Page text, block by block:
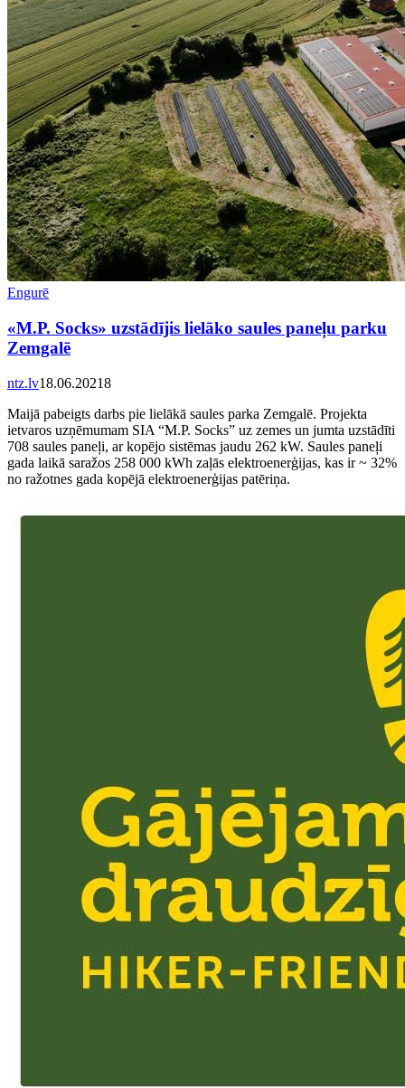
Engurē
«M.P. Socks» uzstādījis lielāko saules paneļu parku
Zemgalē
ntz.lv18.06.20218
Maijā pabeigts darbs pie lielākā saules parka Zemgalē. Projekta
ietvaros uzņēmumam SIA “M.P. Socks” uz zemes un jumta uzstādīti
708 saules paneļi, ar kopējo sistēmas jaudu 262 kW. Saules paneļi
gada laikā saražos 258 000 kWh zaļās elektroenerģijas, kas ir ~ 32%
no ražotnes gada kopējā elektroenerģijas patēriņa.